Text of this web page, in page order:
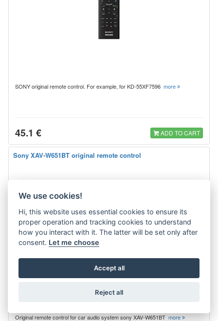
SONY original remote control. For example, for KD-55XF7596 more
45.1 € ADD TO CART
Sony XAV-W651BT original remote control
Original remote control for car audio system sony XAV-W651BT more
We use cookies!
Hi, this website uses essential cookies to ensure its
proper operation and tracking cookies to understand
how you interact with it. The latter will be set only after
consent. Let me choose
Accept all
Reject all